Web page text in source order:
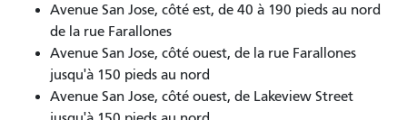
Avenue San Jose, côté est, de 40 à 190 pieds au nord
de la rue Farallones
Avenue San Jose, côté ouest, de la rue Farallones
jusqu'à 150 pieds au nord
Avenue San Jose, côté ouest, de Lakeview Street